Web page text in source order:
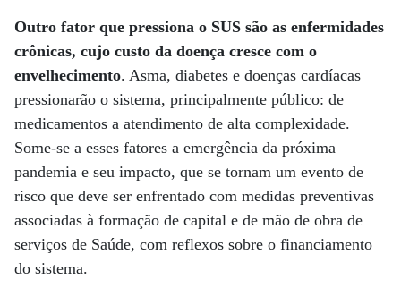
Outro fator que pressiona o SUS são as enfermidades
crônicas, cujo custo da doença cresce com o
envelhecimento. Asma, diabetes e doenças cardíacas
pressionarão o sistema, principalmente público: de
medicamentos a atendimento de alta complexidade.
Some-se a esses fatores a emergência da próxima
pandemia e seu impacto, que se tornam um evento de
risco que deve ser enfrentado com medidas preventivas
associadas à formação de capital e de mão de obra de
serviços de Saúde, com reflexos sobre o financiamento
do sistema.